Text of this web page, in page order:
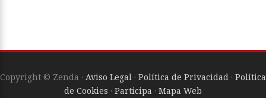
Copyright © Zenda · Aviso Legal · Política de Privacidad · Política
de Cookies · Participa · Mapa Web